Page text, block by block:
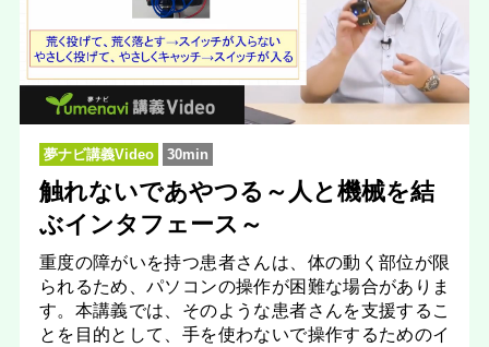
夢ナビ講義Video 30min
触れないであやつる～人と機械を結
ぶインタフェース～
重度の障がいを持つ患者さんは、体の動く部位が限
られるため、パソコンの操作が困難な場合がありま
す。本講義では、そのような患者さんを支援するこ
とを目的として、手を使わないで操作するためのイ